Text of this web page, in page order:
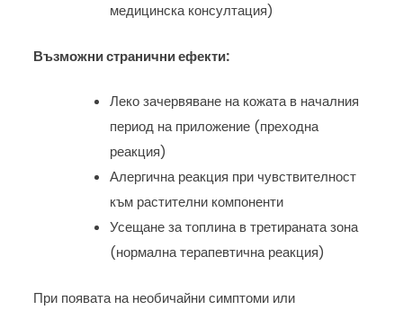
медицинска консултация)
Възможни странични ефекти:
Леко зачервяване на кожата в началния
период на приложение (преходна
реакция)
Алергична реакция при чувствителност
към растителни компоненти
Усещане за топлина в третираната зона
(нормална терапевтична реакция)
При появата на необичайни симптоми или